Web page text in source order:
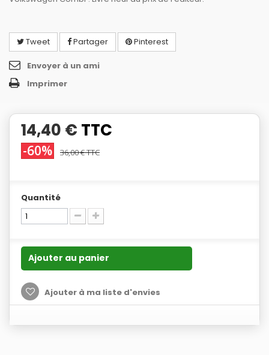
Tweet Partager Pinterest
Envoyer à un ami
Imprimer
14,40 € TTC
-60% 36,00 €TTC
Quantité
Ajouter au panier
Ajouter à ma liste d'envies